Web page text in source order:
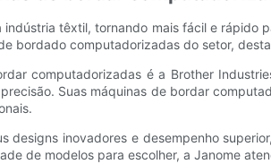
têxtil, tornando mais fácil e
bordado computadorizadas do setor,
computadorizadas é a Brother
Suas máquinas de bordar
designs inovadores e desempenho
de modelos para escolher, a Janome